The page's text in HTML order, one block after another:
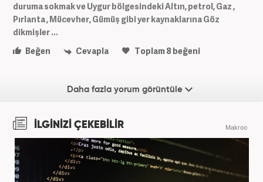
duruma sokmak ve Uygur bölgesindeki Altın, petrol, Gaz ,
Pırlanta , Mücevher, Gümüş gibi yer kaynaklarına Göz
dikmişler ...
Beğen
Cevapla Toplam8beğeni
Daha fazla yorum görüntüle
İLGİNİZİ ÇEKEBİLİR Makroo